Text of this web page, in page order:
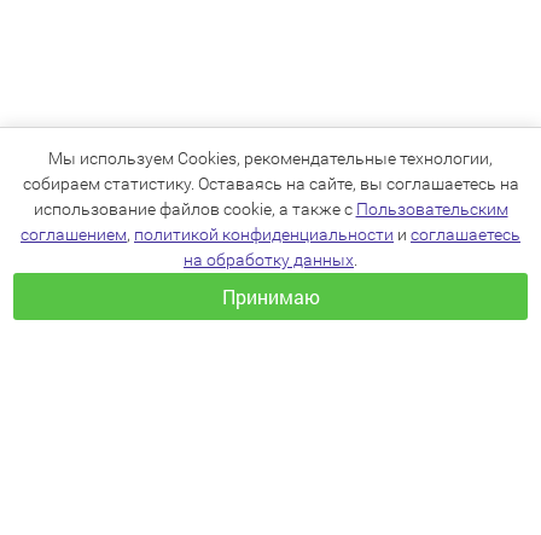
Мы используем Cookies, рекомендательные технологии,
собираем статистику. Оставаясь на сайте, вы соглашаетесь на
использование файлов cookie, а также с Пользовательским
соглашением, политикой конфиденциальности и соглашаетесь
на обработку данных
Принимаю